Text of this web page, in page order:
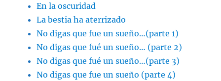
En la oscuridad
La bestia ha aterrizado
No digas que fue un sueño…(parte 1)
No digas que fué un sueño… (parte 2)
No digas que fué un sueño…(parte 3)
No digas que fue un sueño (parte 4)